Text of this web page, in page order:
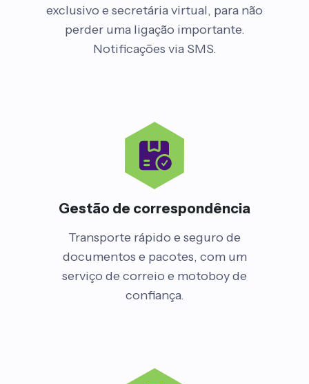
exclusivo e secretária virtual, para não
perder uma ligação importante.
Notificações via SMS.
Gestão de correspondência
Transporte rápido e seguro de
documentos e pacotes, com um
serviço de correio e motoboy de
confiança.